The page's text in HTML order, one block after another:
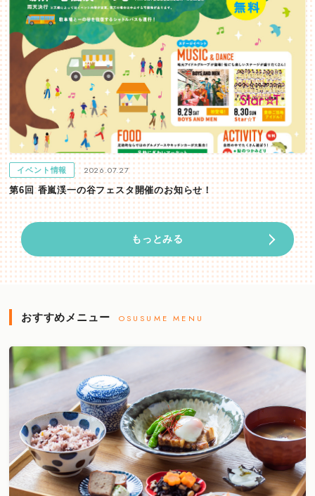
イベント情報 2026.07.27
第6回 香嵐渓一の谷フェスタ開催のお知らせ！
もっとみる
おすすめメニュー OSUSUME MENU